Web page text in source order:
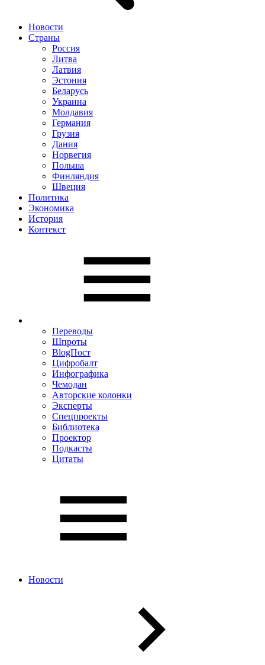
Новости
Страны
Россия
Литва
Латвия
Эстония
Беларусь
Украина
Молдавия
Германия
Грузия
Дания
Норвегия
Польша
Финляндия
Швеция
Политика
Экономика
История
Контекст
Переводы
Шпроты
BlogПост
Цифробалт
Инфографика
Чемодан
Авторские колонки
Эксперты
Спецпроекты
Библиотека
Проектор
Подкасты
Цитаты
Новости